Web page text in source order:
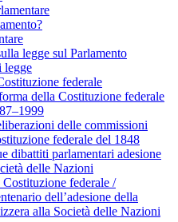
legge sul Parlamento
legge
federale
della Costituzione federale
delle commissioni
federale del 1848
dibattiti parlamentari adesione
delle Nazioni
federale /
dell’adesione della
alla Società delle Nazioni